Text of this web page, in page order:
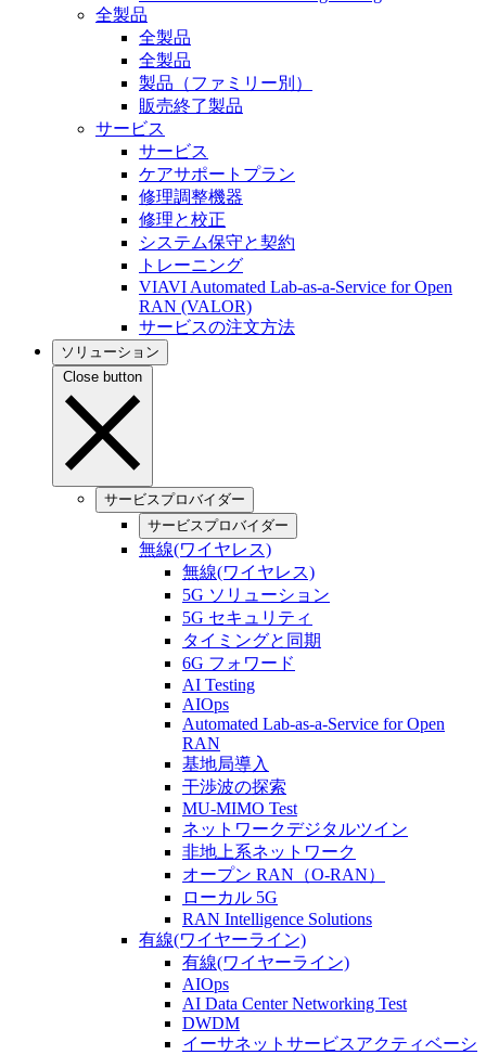
全製品
全製品
全製品
製品（ファミリー別）
販売終了製品
サービス
サービス
ケアサポートプラン
修理調整機器
修理と校正
システム保守と契約
トレーニング
VIAVI Automated Lab-as-a-Service for Open
RAN (VALOR)
サービスの注文方法
ソリューション
Close button
サービスプロバイダー
サービスプロバイダー
無線(ワイヤレス)
無線(ワイヤレス)
5G ソリューション
5G セキュリティ
タイミングと同期
6G フォワード
AI Testing
AIOps
Automated Lab-as-a-Service for Open
RAN
基地局導入
干渉波の探索
MU-MIMO Test
ネットワークデジタルツイン
非地上系ネットワーク
オープン RAN（O-RAN）
ローカル 5G
RAN Intelligence Solutions
有線(ワイヤーライン)
有線(ワイヤーライン)
AIOps
AI Data Center Networking Test
DWDM
イーサネットサービスアクティベーシ